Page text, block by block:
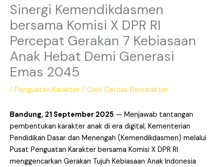
Sinergi Kemendikdasmen
bersama Komisi X DPR RI
Percepat Gerakan 7 Kebiasaan
Anak Hebat Demi Generasi
Emas 2045
/ Penguatan Karakter / Oleh Cerdas Berkarakter
Bandung, 21 September 2025 — Menjawab tantangan
pembentukan karakter anak di era digital, Kementerian
Pendidikan Dasar dan Menengah (Kemendikdasmen) melalui
Pusat Penguatan Karakter bersama Komisi X DPR RI
menggencarkan Gerakan Tujuh Kebiasaan Anak Indonesia